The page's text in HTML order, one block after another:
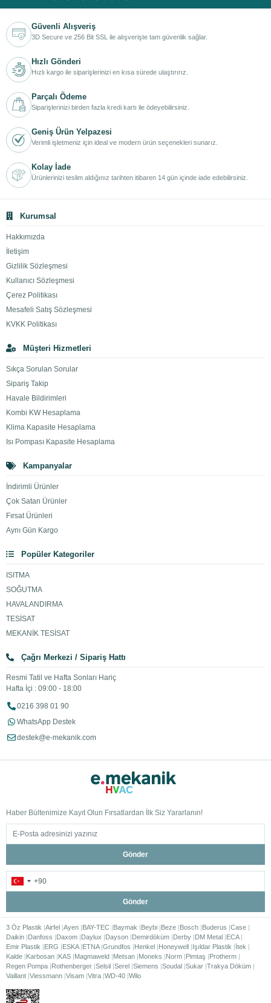
Güvenli Alışveriş
3D Secure ve 256 Bit SSL ile alışverişte tam güvenlik sağlar.
Hızlı Gönderi
Hızlı kargo ile siparişlerinizi en kısa sürede ulaştırırız.
Parçalı Ödeme
Siparişlerinizi birden fazla kredi kartı ile ödeyebilirsiniz.
Geniş Ürün Yelpazesi
Verimli işletmeniz için ideal ve modern ürün seçenekleri sunarız.
Kolay İade
Ürünlerinizi teslim aldığınız tarihten itibaren 14 gün içinde iade edebilirsiniz.
Kurumsal
Hakkımızda
İletişim
Gizlilik Sözleşmesi
Kullanıcı Sözleşmesi
Çerez Politikası
Mesafeli Satış Sözleşmesi
KVKK Politikası
Müşteri Hizmetleri
Sıkça Sorulan Sorular
Sipariş Takip
Havale Bildirimleri
Kombi KW Hesaplama
Klima Kapasite Hesaplama
Isı Pompası Kapasite Hesaplama
Kampanyalar
İndirimli Ürünler
Çok Satan Ürünler
Fırsat Ürünleri
Aynı Gün Kargo
Popüler Kategoriler
ISITMA
SOĞUTMA
HAVALANDIRMA
TESİSAT
MEKANİK TESİSAT
Çağrı Merkezi / Sipariş Hattı
Resmi Tatil ve Hafta Sonları Hariç
Hafta İçi : 09:00 - 18:00
0216 398 01 90
WhatsApp Destek
destek@e-mekanik.com
Haber Bültenimize Kayıt Olun Fırsatlardan İlk Siz Yararlanın!
Gönder
Gönder
3 Öz Plastik Airfel Ayen BAY-TEC Baymak Beybi Beze Bosch Buderus Case
Daikin Danfoss Daxom Daylux Dayson Demirdöküm Derby DM Metal ECA
Emir Plastik
ERG ESKA ETNA Grundfos Henkel Honeywell Işıldar Plastik
İtek
Kalde Karbosan KAS Magmaweld Metsan Moneks Norm Pimtaş
Protherm
Regen Pompa Rothenberger Selsil Serel Siemens Soudal Sukar Trakya Döküm
Vaillant Viessmann Visam Vitra WD-40 Wilo